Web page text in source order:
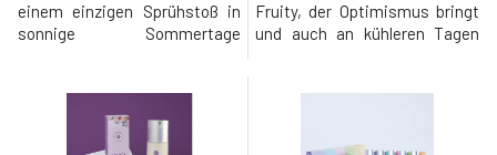
einem einzigen Sprühstoß in
sonnige Sommertage
Töne von Pfirsich, Himbeeren
und schwarzer Johannisbeere,
unterstrichen von einem
Fruity, der Optimismus bringt
und auch an kühleren Tagen
erzeugt.Fruchtnoten von
gehen allmählich in ein